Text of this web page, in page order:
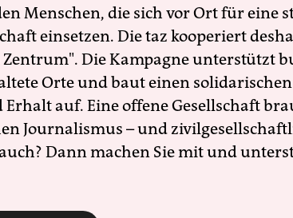
Menschen, die sich vor Ort für eine
einsetzen. Die taz kooperiert
Die Kampagne unterstützt
Orte und baut einen
Erhalt auf. Eine offene Gesellschaft
Journalismus – und
Dann machen Sie mit und